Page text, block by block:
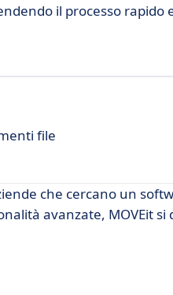
il processo rapido
file
che cercano un
avanzate, MOVEit